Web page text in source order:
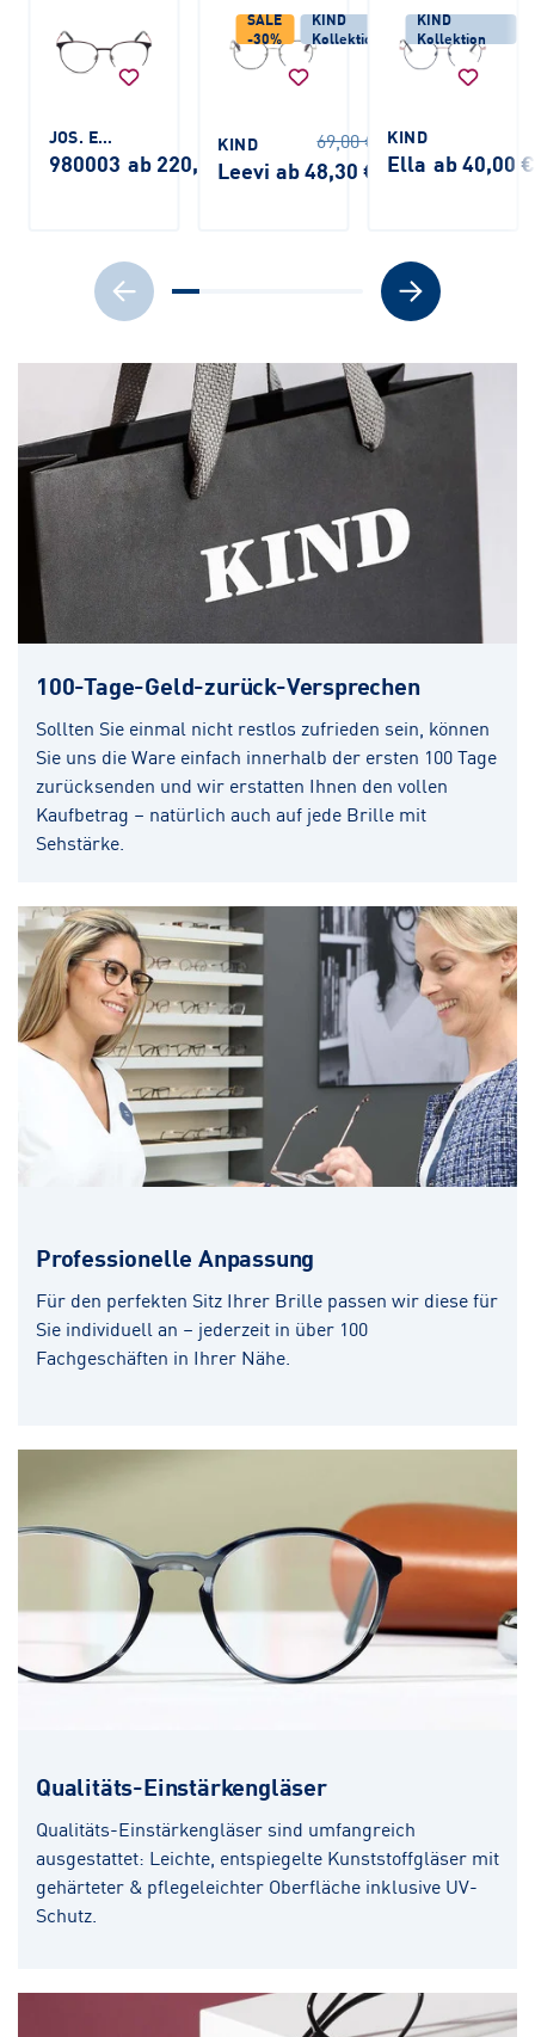
JOS. ESCHENBACH
980003 ab 220,00 €
SALE
-30%
KIND
Kollektion
KIND
Leevi
69,00 €
ab 48,30 €
KIND
Kollektion
KIND
Ella ab 40,00 €
100-Tage-Geld-zurück-Versprechen
Sollten Sie einmal nicht restlos zufrieden sein, können
Sie uns die Ware einfach innerhalb der ersten 100 Tage
zurücksenden und wir erstatten Ihnen den vollen
Kaufbetrag – natürlich auch auf jede Brille mit
Sehstärke.
Professionelle Anpassung
Für den perfekten Sitz Ihrer Brille passen wir diese für
Sie individuell an – jederzeit in über 100
Fachgeschäften in Ihrer Nähe.
Qualitäts-Einstärkengläser
Qualitäts-Einstärkengläser sind umfangreich
ausgestattet: Leichte, entspiegelte Kunststoffgläser mit
gehärteter & pflegeleichter Oberfläche inklusive UV-
Schutz.